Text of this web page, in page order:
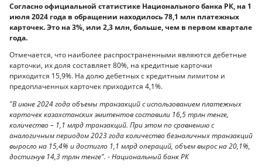
Согласно официальной статистике Национального банка РК, на 1
июля 2024 года в обращении находилось 78,1 млн платежных
карточек. Это на 3%, или 2,3 млн, больше, чем в первом квартале
года.
Отмечается, что наиболее распространенными являются дебетные
карточки, их доля составляет 80%, на кредитные карточки
приходится 15,9%. На долю дебетных с кредитным лимитом и
предоплаченных карточек приходится 4,1%.
"В июне 2024 года объемы транзакций с использованием платежных
карточек казахстанских эмитентов составили 16,5 трлн тенге,
количество – 1,1 млрд транзакций. При этом по сравнению с
аналогичным периодом 2023 года количество безналичных транзакций
выросло на 15,4% и достигло 1,1 млрд операций, объем вырос на 20,1%,
достигнув 14,3 трлн тенге". - Национальный банк РК